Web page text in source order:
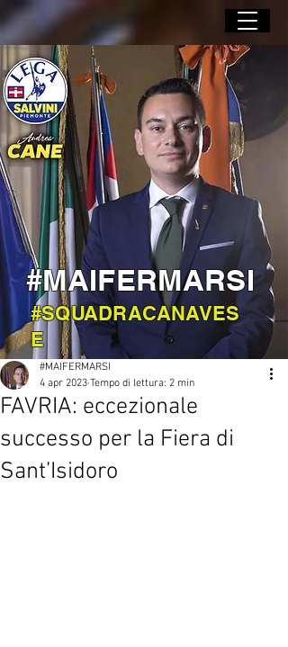
FAVRIA: eccezionale
successo per la Fiera di
Sant’Isidoro
#MAIFERMARSI
4 apr 2023 Tempo di lettura: 2 min
#MAIFERMARSI
#SQUADRACANAVES
E